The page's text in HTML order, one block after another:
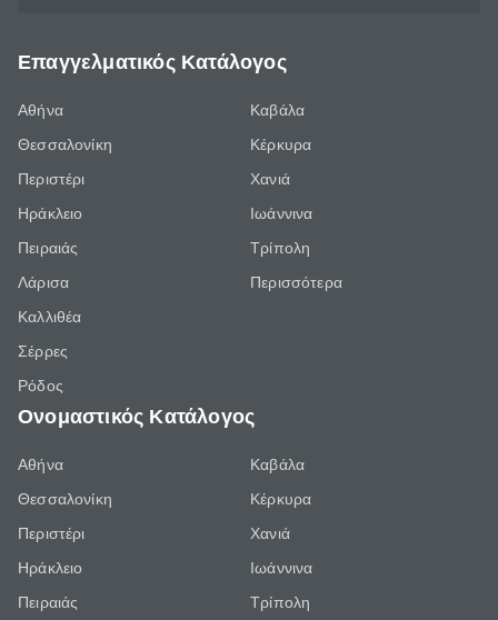
Επαγγελματικός Κατάλογος
Αθήνα
Θεσσαλονίκη
Περιστέρι
Ηράκλειο
Πειραιάς
Λάρισα
Καλλιθέα
Σέρρες
Ρόδος
Καβάλα
Κέρκυρα
Χανιά
Ιωάννινα
Τρίπολη
Περισσότερα
Ονομαστικός Κατάλογος
Αθήνα
Θεσσαλονίκη
Περιστέρι
Ηράκλειο
Πειραιάς
Καβάλα
Κέρκυρα
Χανιά
Ιωάννινα
Τρίπολη